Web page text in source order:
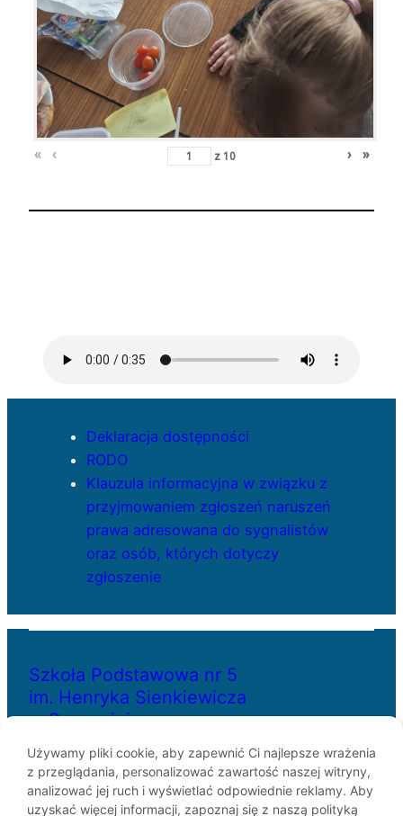
« ‹ z 10 › »
Deklaracja dostępności
RODO
Klauzula informacyjna w związku z
przyjmowaniem zgłoszeń naruszeń
prawa adresowana do sygnalistów
oraz osób, których dotyczy
zgłoszenie
Szkoła Podstawowa nr 5
im. Henryka Sienkiewicza
w Szczecinie
ul. Bł. Królowej Jadwigi 29
70-262 Szczecin
Używamy pliki cookie, aby zapewnić Ci najlepsze wrażenia
z przeglądania, personalizować zawartość naszej witryny,
analizować jej ruch i wyświetlać odpowiednie reklamy. Aby
uzyskać więcej informacji, zapoznaj się z naszą polityką